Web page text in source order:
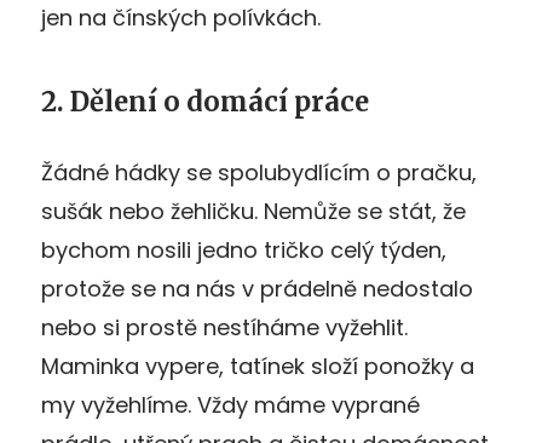
jen na čínských polívkách.
2. Dělení o domácí práce
Žádné hádky se spolubydlícím o pračku,
sušák nebo žehličku. Nemůže se stát, že
bychom nosili jedno tričko celý týden,
protože se na nás v prádelně nedostalo
nebo si prostě nestíháme vyžehlit.
Maminka vypere, tatínek složí ponožky a
my vyžehlíme. Vždy máme vyprané